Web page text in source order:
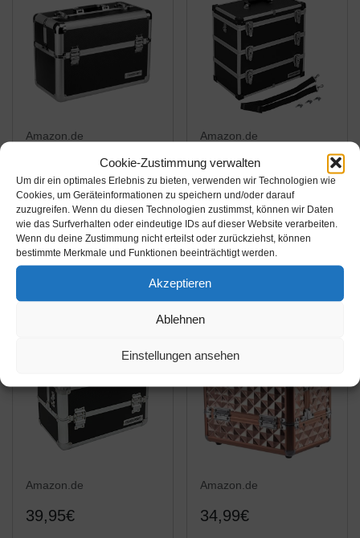
Cookie-Zustimmung verwalten
Um dir ein optimales Erlebnis zu bieten, verwenden wir Technologien wie
Cookies, um Geräteinformationen zu speichern und/oder darauf
zuzugreifen. Wenn du diesen Technologien zustimmst, können wir Daten
wie das Surfverhalten oder eindeutige IDs auf dieser Website verarbeiten.
Wenn du deine Zustimmung nicht erteilst oder zurückziehst, können
bestimmte Merkmale und Funktionen beeinträchtigt werden.
Akzeptieren
Ablehnen
Einstellungen ansehen
Amazon.de
anndora®
Werkzeugkoffer 24L
Präsentationskoffer
Etagenkoffer Schwarz
Amazon / Ebay
Amazon.de
49,95€
anndora®
Werkzeugkoffer 32
Liter Angelkoffer
Etagenkoffer 3 Ebenen
Amazon / Ebay
Amazon.de
39,95€
Amazon.de
34,99€